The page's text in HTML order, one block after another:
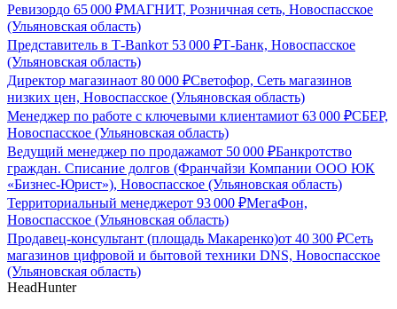
Ревизордо 65 000 ₽МАГНИТ, Розничная сеть, Новоспасское
(Ульяновская область)
Представитель в Т-Bankот 53 000 ₽Т-Банк, Новоспасское
(Ульяновская область)
Директор магазинаот 80 000 ₽Светофор, Сеть магазинов
низких цен, Новоспасское (Ульяновская область)
Менеджер по работе с ключевыми клиентамиот 63 000 ₽СБЕР,
Новоспасское (Ульяновская область)
Ведущий менеджер по продажамот 50 000 ₽Банкротство
граждан. Списание долгов (Франчайзи Компании ООО ЮК
«Бизнес-Юрист»), Новоспасское (Ульяновская область)
Территориальный менеджерот 93 000 ₽МегаФон,
Новоспасское (Ульяновская область)
Продавец-консультант (площадь Макаренко)от 40 300 ₽Сеть
магазинов цифровой и бытовой техники DNS, Новоспасское
(Ульяновская область)
HeadHunter